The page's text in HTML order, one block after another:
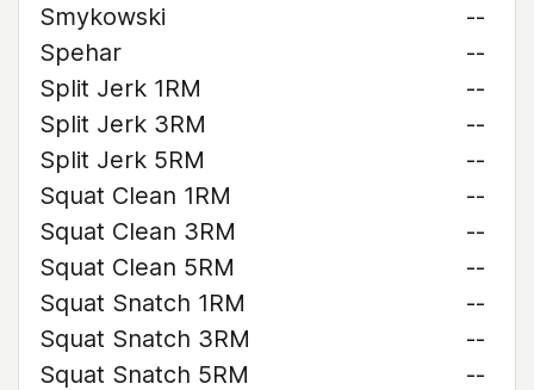
Smykowski
--
Spehar
--
Split Jerk 1RM
--
Split Jerk 3RM
--
Split Jerk 5RM
--
Squat Clean 1RM
--
Squat Clean 3RM
--
Squat Clean 5RM
--
Squat Snatch 1RM
--
Squat Snatch 3RM
--
Squat Snatch 5RM
--